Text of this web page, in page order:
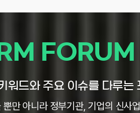
FORUM
워드와 주요 이슈를 다루는
만 아니라 정부기관, 기업의 신사